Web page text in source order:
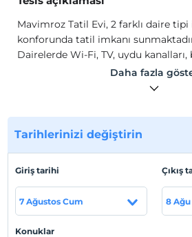
Mavimroz Tatil Evi, 2 farklı daire tipi
konforunda tatil imkanı
Dairelerde Wi-Fi, TV, uydu
mutfak ve mutfak gereçleri gibi
Çanakkale Gökçeada'da
Sahil
Plaja 1 km mesafededir.
Haritada
Daha fazla
Tarihlerinizi değiştirin
Giriş tarihi
7 Ağustos Cum
Çıkış
8 Ağu
Konuklar